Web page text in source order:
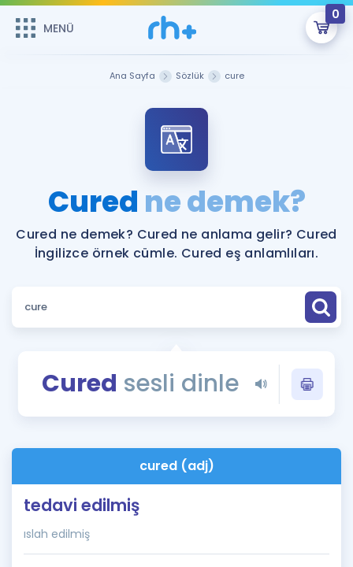
MENÜ
0
ÜYE DEĞİLİM
Sepetin Şu An Boş.
Remzi Hoca ile seni sınava hazırlayacak onlarca eğitim seni
bekliyor!
MENÜ
Faydalı Araçlar
Sözlük
Blog
İngilizce Gramer
Ana Sayfa Sözlük cure
Cured ne demek?
Cured ne demek? Cured ne anlama gelir? Cured
İngilizce örnek cümle. Cured eş anlamlıları.
Cured sesli dinle
cured (adj)
tedavi edilmiş
ıslah edilmiş